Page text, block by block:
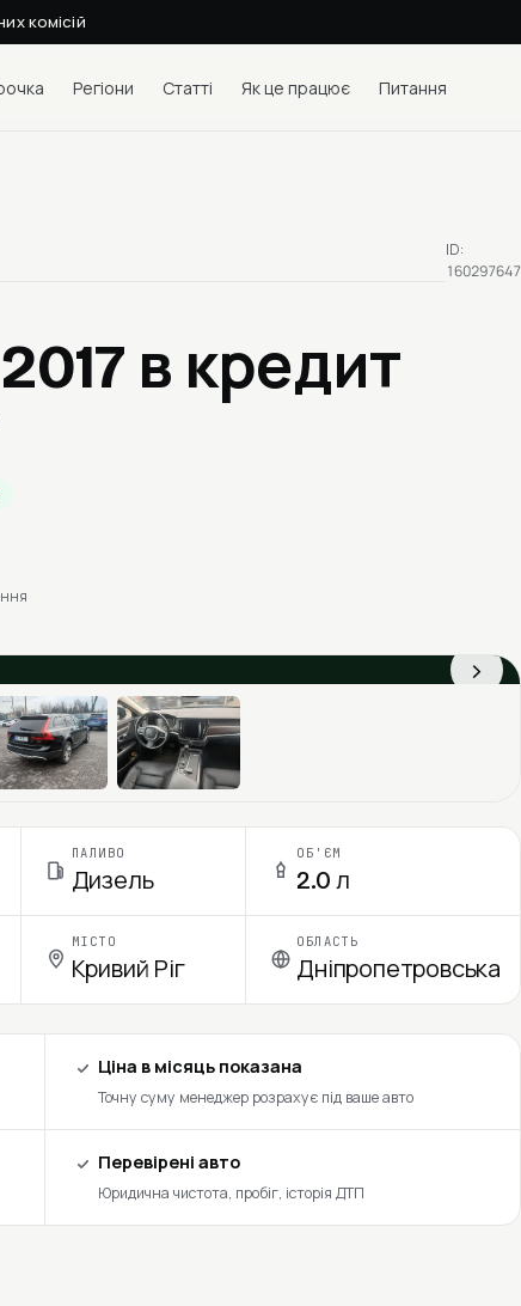
комісій
Регіони Статті Як це працює Питання
в кредит
ID:
160297647
›
ПАЛИВО
Дизель
ОБ'ЄМ
2.0 л
МІСТО
Кривий Ріг
ОБЛАСТЬ
Дніпропетровська
Ціна в місяць показана
Точну суму менеджер розрахує під ваше авто
Перевірені авто
Юридична чистота, пробіг, історія ДТП